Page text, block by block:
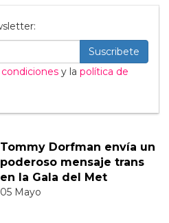
Suscribete
y la política de
Tommy Dorfman envía un
poderoso mensaje trans
en la Gala del Met
05 Mayo